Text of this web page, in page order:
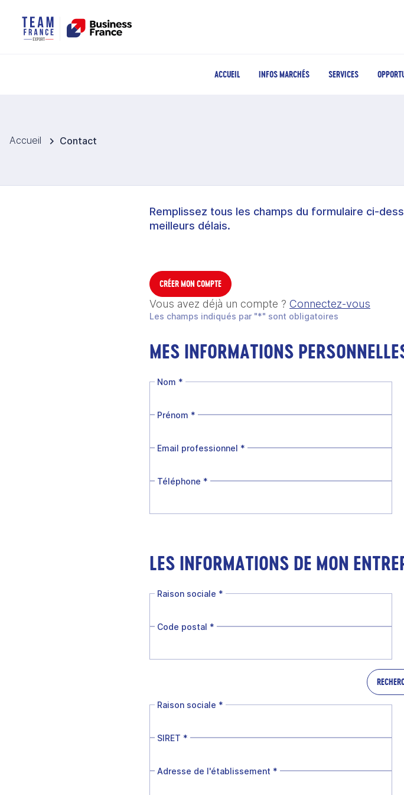
ACCUEIL INFOS MARCHÉS SERVICES
Accueil Contact
Remplissez tous les champs du formulaire ci-
meilleurs délais.
CRÉER MON COMPTE
Vous avez déjà un compte ? Connectez-vous
Les champs indiqués par "*" sont obligatoires
MES INFORMATIONS
Nom *
Prénom *
Email professionnel *
Téléphone *
LES INFORMATIONS DE MON
Raison sociale *
Code postal *
Raison sociale *
SIRET *
Adresse de l'établissement *